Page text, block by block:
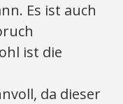
Es ist auch
ist die
da dieser